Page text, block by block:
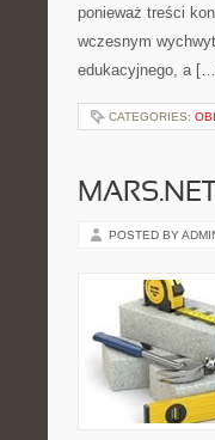
ponieważ treści
wczesnym
edukacyjnego, a
CATEGORIES:
MARS.NET
POSTED BY